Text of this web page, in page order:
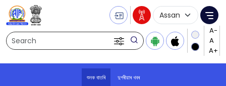
Search
Language
শুনক বাতৰি দুপৰীয়াৰ খবৰ